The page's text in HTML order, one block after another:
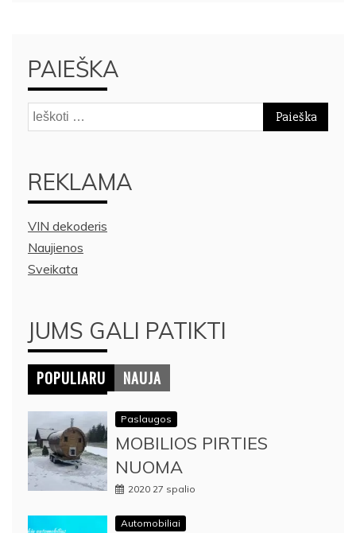
PAIEŠKA
Ieškoti:
REKLAMA
VIN dekoderis
Naujienos
Sveikata
JUMS GALI PATIKTI
POPULIARU NAUJA
Paslaugos
MOBILIOS PIRTIES
NUOMA
2020 27 spalio
Automobiliai